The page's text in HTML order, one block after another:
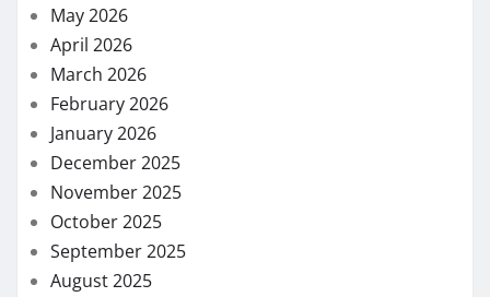
May 2026
April 2026
March 2026
February 2026
January 2026
December 2025
November 2025
October 2025
September 2025
August 2025